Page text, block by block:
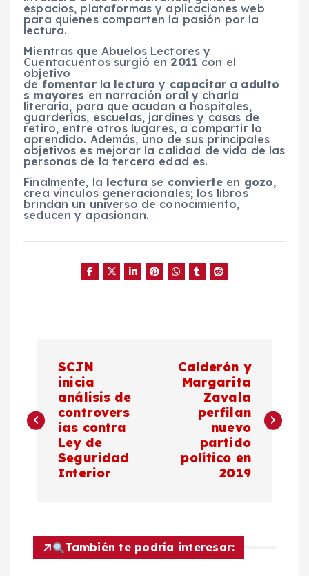
espacios, plataformas y aplicaciones web
para quienes comparten la pasión por la
lectura.
Mientras que Abuelos Lectores y
Cuentacuentos surgió en 2011 con el
objetivo
defomentarla lectura y capacitara adulto
s mayores en narración oral y charla
literaria, para que acudan a hospitales,
guarderías, escuelas, jardines y casas de
retiro, entre otros lugares, a compartir lo
aprendido. Además, uno de sus principales
objetivos es mejorar la calidad de vida de las
personas de la tercera edad es.
Finalmente, la lectura se convierte en gozo,
crea vínculos generacionales; los libros
brindan un universo de conocimiento,
seducen y apasionan.
v
c
SCJN
inicia
análisis de
controvers
ias contra
Ley de
Seguridad
Interior
Calderón y
Margarita
Zavala
perfilan
nuevo
partido
político en
2019
También te podría interesar: